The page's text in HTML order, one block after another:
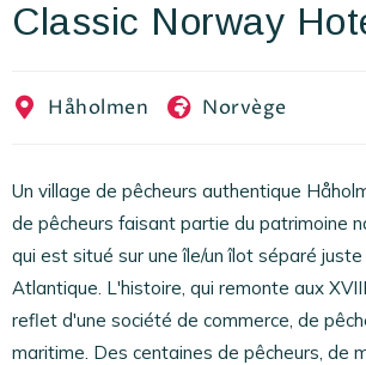
Classic Norway
Håholmen Norvège
Un village de pêcheurs authentique
de pêcheurs faisant partie du patrimoine
qui est situé sur une île/un îlot séparé
Atlantique. L'histoire, qui remonte aux
reflet d'une société de commerce, de
maritime. Des centaines de pêcheurs, de